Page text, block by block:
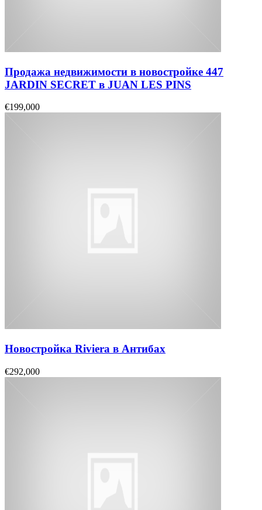
Продажа недвижимости в новостройке 447
JARDIN SECRET в JUAN LES PINS
€199,000
Новостройка Riviera в Антибах
€292,000